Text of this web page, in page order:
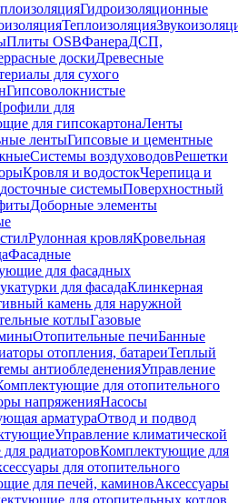
Гидроизоляционные
Теплоизоляция
Плиты OSBФанераДСП,
доскиДревесные
для сухого
Гипсоволокнистые
для
для гипсокартонаЛенты
лентыГипсовые и цементные
Системы воздуховодовРешетки
Кровля и водостокЧерепица и
системыПоверхностный
Доборные элементы
Рулонная кровляКровельная
Фасадные
для фасадных
для фасадаКлинкерная
камень для наружной
котлыГазовые
Отопительные печиБанные
отопления, батареиТеплый
антиобледененияУправление
для отопительного
напряженияНасосы
арматураОтвод и подвод
Управление климатической
радиаторовКомплектующие для
для отопительного
для печей, каминовАксессуары
для отопительных котлов,